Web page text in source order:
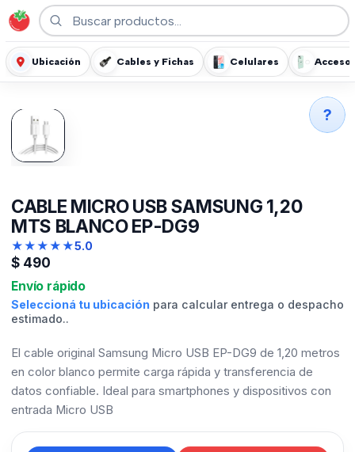
Ubicación Cables y Fichas Celulares
CABLE MICRO USB SAMSUNG 1,20
MTS BLANCO EP-DG9
★★★★★5.0
$ 490
Envío rápido
Seleccioná tu ubicación para calcular entrega o despacho
estimado..
El cable original Samsung Micro USB EP-DG9 de 1,20 metros
en color blanco permite carga rápida y transferencia de
datos confiable. Ideal para smartphones y dispositivos con
entrada Micro USB
?